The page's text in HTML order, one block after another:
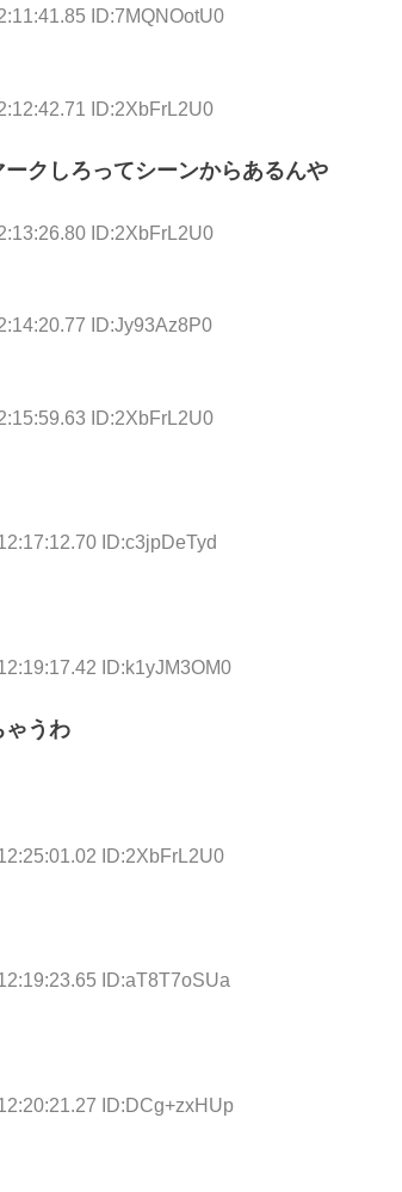
ID:7MQNOotU0
ID:2XbFrL2U0
クしろってシーンからあるんや
ID:2XbFrL2U0
ID:Jy93Az8P0
ID:2XbFrL2U0
ID:c3jpDeTyd
ID:k1yJM3OM0
ゃうわ
ID:2XbFrL2U0
ID:aT8T7oSUa
ID:DCg+zxHUp